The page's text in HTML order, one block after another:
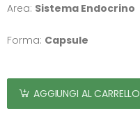
Area: Sistema Endocrino
Forma: Capsule
AGGIUNGI AL CARRELLO